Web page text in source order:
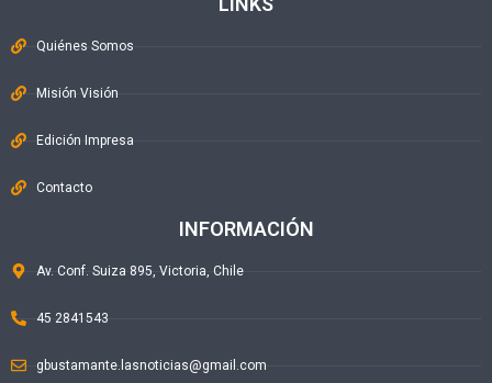
Quiénes Somos
Misión Visión
Edición Impresa
Contacto
INFORMACIÓN
Av. Conf. Suiza 895, Victoria, Chile
45 2841543
gbustamante.lasnoticias@gmail.com